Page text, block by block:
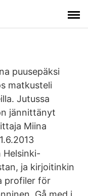
puusepäksi
matkusteli
Jutussa
jännittänyt
Miina
Helsinki-
ja kirjoitinkin
profiler för